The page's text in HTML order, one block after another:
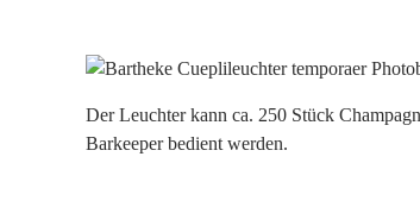
Der Leuchter kann ca. 250 Stück
Barkeeper bedient werden.